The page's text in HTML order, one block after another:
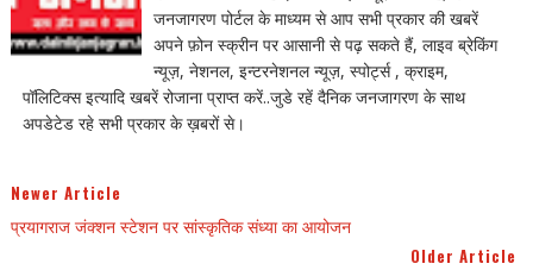
जनजागरण पोर्टल के माध्यम से आप सभी प्रकार की खबरें
अपने फ़ोन स्क्रीन पर आसानी से पढ़ सकते हैं, लाइव ब्रेकिंग
न्यूज़, नेशनल, इन्टरनेशनल न्यूज़, स्पोर्ट्स , क्राइम,
पॉलिटिक्स इत्यादि खबरें रोजाना प्राप्त करें..जुडे रहें दैनिक जनजागरण के साथ
अपडेटेड रहे सभी प्रकार के ख़बरों से।
Newer Article
प्रयागराज जंक्शन स्टेशन पर सांस्कृतिक संध्या का आयोजन
Older Article